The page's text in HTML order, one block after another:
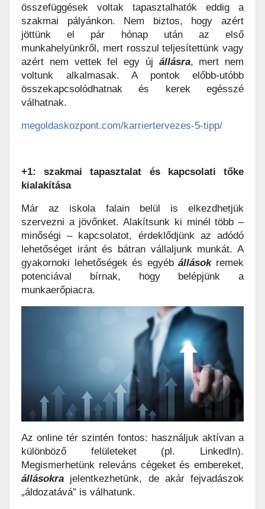
összefüggések voltak tapasztalhatók eddig a
szakmai pályánkon. Nem biztos, hogy azért
jöttünk el pár hónap után az első
munkahelyünkről, mert rosszul teljesítettünk vagy
azért nem vettek fel egy új állásra, mert nem
voltunk alkalmasak. A pontok előbb-utóbb
összekapcsolódhatnak és kerek egésszé
válhatnak.
megoldaskozpont.com/karriertervezes-5-tipp/
+1: szakmai tapasztalat és kapcsolati tőke
kialakítása
Már az iskola falain belül is elkezdhetjük
szervezni a jövőnket. Alakítsunk ki minél több –
minőségi – kapcsolatot, érdeklődjünk az adódó
lehetőséget iránt és bátran vállaljunk munkát. A
gyakornoki lehetőségek és egyébállásokremek
potenciával bírnak, hogy belépjünk a
munkaerőpiacra.
Az online tér szintén fontos: használjuk aktívan a
különböző felületeket (pl. LinkedIn).
Megismerhetünk releváns cégeket és embereket,
állásokra jelentkezhetünk, de akár fejvadászok
„áldozatává” is válhatunk.